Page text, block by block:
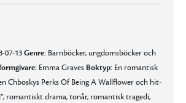
07-13Genre: Barnböcker, ungdomsböcker och
Emma Graves Boktyp: En romantisk
Chboskys Perks Of Being A Wallflower och hit-
romantiskt drama, tonår, romantisk tragedi,